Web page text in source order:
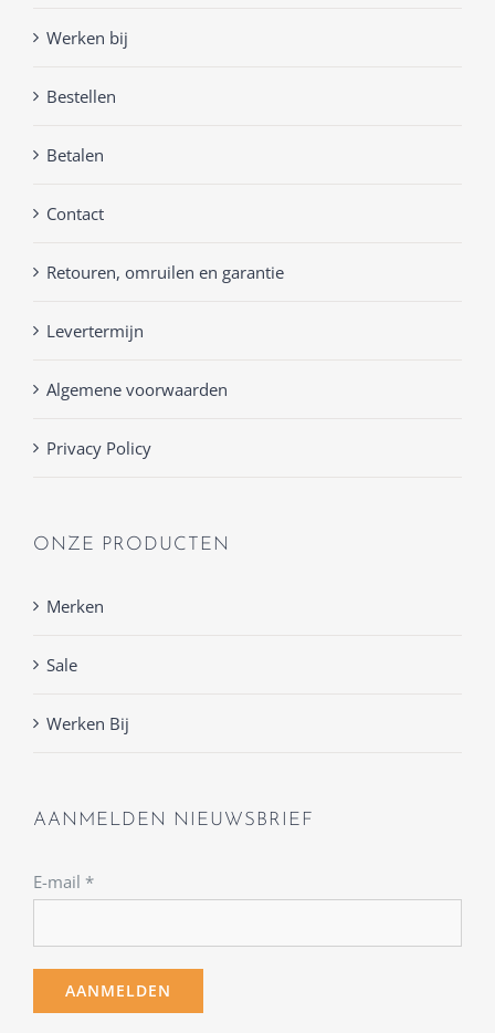
Werken bij
Bestellen
Betalen
Contact
Retouren, omruilen en garantie
Levertermijn
Algemene voorwaarden
Privacy Policy
ONZE PRODUCTEN
Merken
Sale
Werken Bij
AANMELDEN NIEUWSBRIEF
E-mail *